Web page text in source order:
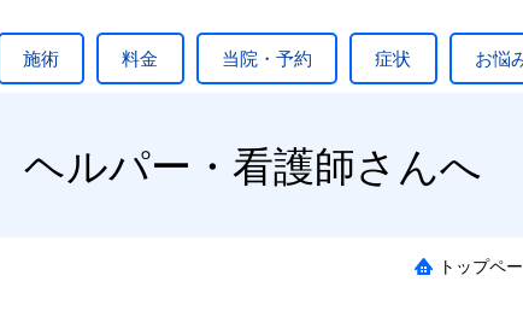
施術 料金 当院・予約 症状 お悩
ヘルパー・看護師さんへ
トップペ